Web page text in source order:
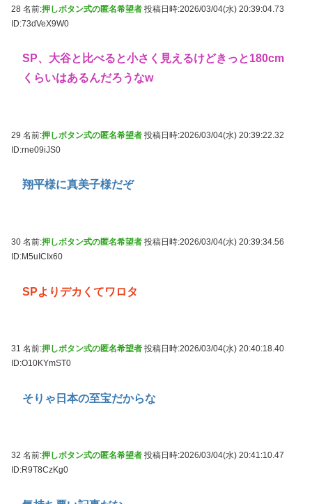
28 名前:押しボタン式の匿名希望者 投稿日時:2026/03/04(水) 20:39:04.73
ID:73dVeX9W0
SP、大谷と比べると小さく見えるけどきっと180cm
くらいはあるんだろうなw
29 名前:押しボタン式の匿名希望者 投稿日時:2026/03/04(水) 20:39:22.32
ID:rne09iJS0
翔平様に真美子様だぞ
30 名前:押しボタン式の匿名希望者 投稿日時:2026/03/04(水) 20:39:34.56
ID:M5uICIx60
SPよりデカくてワロタ
31 名前:押しボタン式の匿名希望者 投稿日時:2026/03/04(水) 20:40:18.40
ID:O10KYmST0
そりゃ日本の至宝だからな
32 名前:押しボタン式の匿名希望者 投稿日時:2026/03/04(水) 20:41:10.47
ID:R9T8CzKg0